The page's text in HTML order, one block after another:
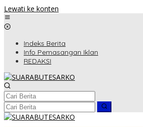
Lewati ke konten
Indeks Berita
Info Pemasangan Iklan
REDAKSI